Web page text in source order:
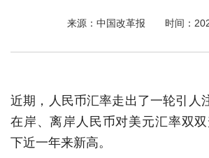
来源：中国改革报 时间：
近期，人民币汇率走出了一轮引人
在岸、离岸人民币对美元汇率双双
下近一年来新高。